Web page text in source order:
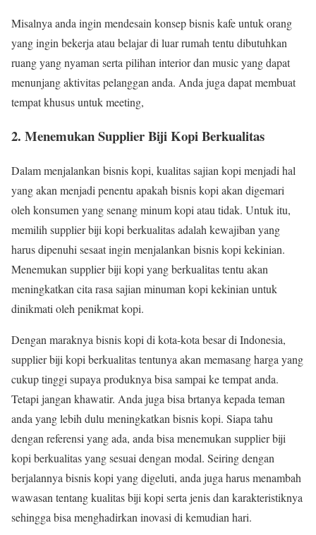
Misalnya anda ingin mendesain konsep bisnis kafe untuk orang
yang ingin bekerja atau belajar di luar rumah tentu dibutuhkan
ruang yang nyaman serta pilihan interior dan music yang dapat
menunjang aktivitas pelanggan anda. Anda juga dapat membuat
tempat khusus untuk meeting,
2. Menemukan Supplier Biji Kopi Berkualitas
Dalam menjalankan bisnis kopi, kualitas sajian kopi menjadi hal
yang akan menjadi penentu apakah bisnis kopi akan digemari
oleh konsumen yang senang minum kopi atau tidak. Untuk itu,
memilih supplier biji kopi berkualitas adalah kewajiban yang
harus dipenuhi sesaat ingin menjalankan bisnis kopi kekinian.
Menemukan supplier biji kopi yang berkualitas tentu akan
meningkatkan cita rasa sajian minuman kopi kekinian untuk
dinikmati oleh penikmat kopi.
Dengan maraknya bisnis kopi di kota-kota besar di Indonesia,
supplier biji kopi berkualitas tentunya akan memasang harga yang
cukup tinggi supaya produknya bisa sampai ke tempat anda.
Tetapi jangan khawatir. Anda juga bisa brtanya kepada teman
anda yang lebih dulu meningkatkan bisnis kopi. Siapa tahu
dengan referensi yang ada, anda bisa menemukan supplier biji
kopi berkualitas yang sesuai dengan modal. Seiring dengan
berjalannya bisnis kopi yang digeluti, anda juga harus menambah
wawasan tentang kualitas biji kopi serta jenis dan karakteristiknya
sehingga bisa menghadirkan inovasi di kemudian hari.